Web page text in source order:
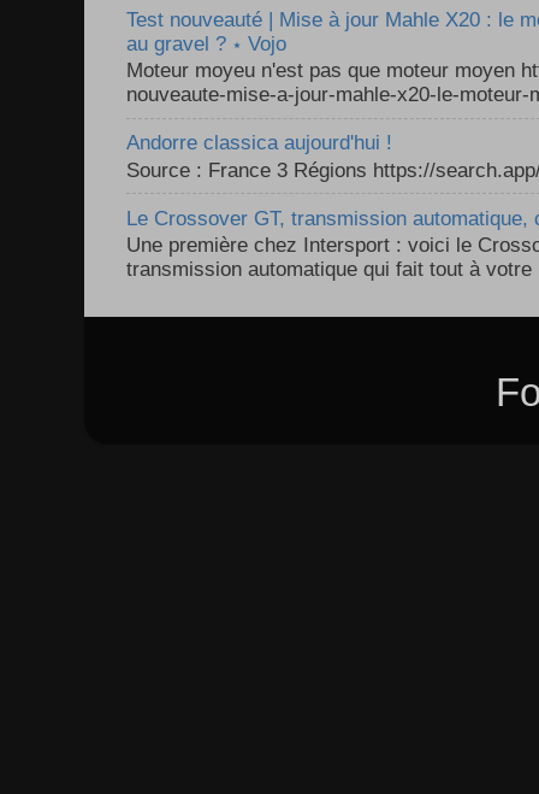
Test nouveauté | Mise à jour Mahle X20 : le
au gravel ? ⋆ Vojo
Moteur moyeu n'est pas que moteur moyen
nouveaute-mise-a-jour-mahle-x20-le-
Andorre classica aujourd'hui !
Source : France 3 Régions https://
Le Crossover GT, transmission automatique,
Une première chez Intersport : voici le
transmission automatique qui fait tout à